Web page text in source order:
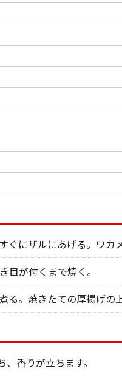
にザルにあげる。ワカ
目が付くまで焼く。
。焼きたての厚揚げの
香りが立ちます。